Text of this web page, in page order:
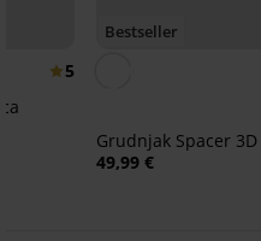
5
Bestseller
Grudnjak Spacer
49,99 €